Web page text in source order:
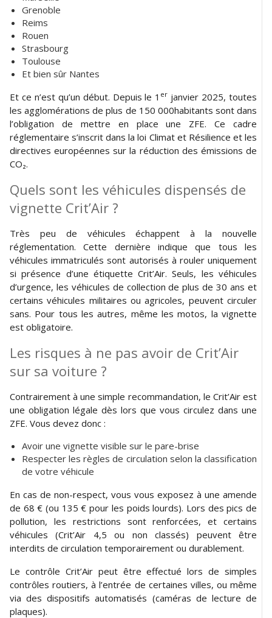
Grenoble
Reims
Rouen
Strasbourg
Toulouse
Et bien sûr Nantes
Et ce n’est qu’un début. Depuis le 1 er janvier 2025, toutes
les agglomérations de plus de 150 000habitants sont dans
l’obligation de mettre en place une ZFE. Ce cadre
réglementaire s’inscrit dans la loi Climat et Résilience et les
directives européennes sur la réduction des émissions de
CO₂.
Quels sont les véhicules dispensés de
vignette Crit’Air ?
Très peu de véhicules échappent à la nouvelle
réglementation. Cette dernière indique que tous les
véhicules immatriculés sont autorisés à rouler uniquement
si présence d’une étiquette Crit’Air. Seuls, les véhicules
d’urgence, les véhicules de collection de plus de 30 ans et
certains véhicules militaires ou agricoles, peuvent circuler
sans. Pour tous les autres, même les motos, la vignette
est obligatoire.
Les risques à ne pas avoir de Crit’Air
sur sa voiture ?
Contrairement à une simple recommandation, le Crit’Air est
une obligation légale dès lors que vous circulez dans une
ZFE. Vous devez donc :
Avoir une vignette visible sur le pare-brise
Respecter les règles de circulation selon la classification
de votre véhicule
En cas de non-respect, vous vous exposez à une amende
de 68 € (ou 135 € pour les poids lourds). Lors des pics de
pollution, les restrictions sont renforcées, et certains
véhicules (Crit’Air 4,5 ou non classés) peuvent être
interdits de circulation temporairement ou durablement.
Le contrôle Crit’Air peut être effectué lors de simples
contrôles routiers, à l’entrée de certaines villes, ou même
via des dispositifs automatisés (caméras de lecture de
plaques).